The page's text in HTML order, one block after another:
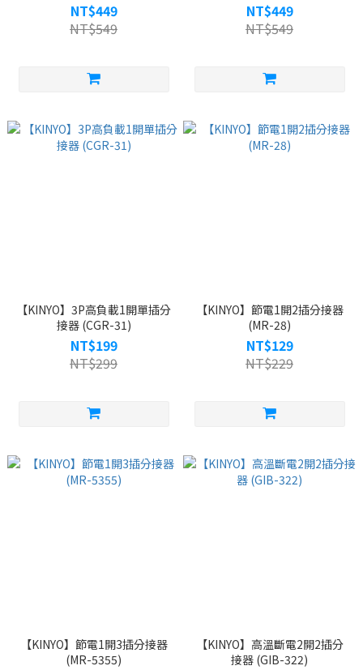
NT$449
NT$549
NT$449
NT$549
【KINYO】3P高負載1開單插分
接器 (CGR-31)
NT$199
NT$299
【KINYO】節電1開2插分接器
(MR-28)
NT$129
NT$229
【KINYO】節電1開3插分接器
(MR-5355)
【KINYO】高溫斷電2開2插分
接器 (GIB-322)